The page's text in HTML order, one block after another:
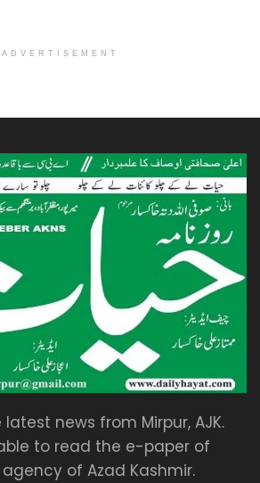
ADVERTISEMENT
news from Mirpur, AJK.
to read the e-paper of
of Azad Kashmir.